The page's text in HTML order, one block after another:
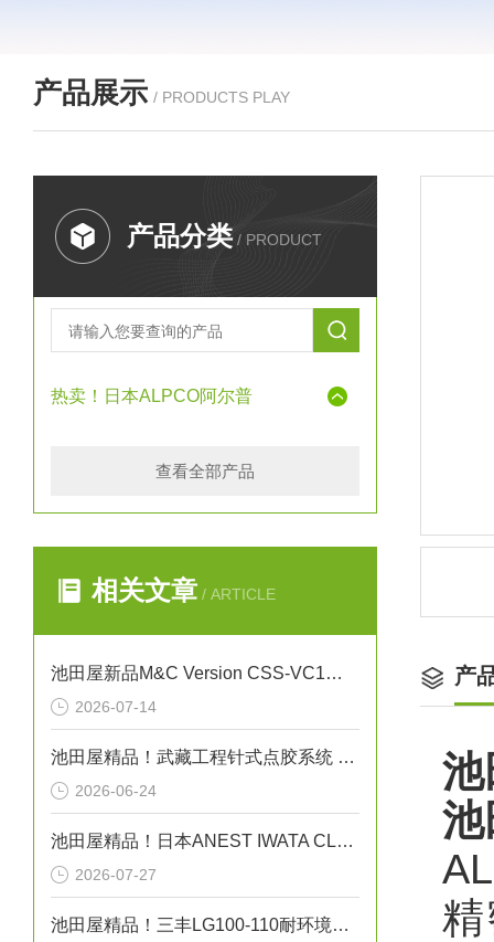
产品展示 / PRODUCTS PLAY
产品分类 / PRODUCT
热卖！日本ALPCO阿尔普
查看全部产品
相关文章 / ARTICLE
池田屋新品M&C Version CSS-VC1一体化气体预处理系统
2026-07-14
池田屋精品！武藏工程针式点胶系统 NEEDLE SPOTTER 350PC 参数介绍
2026-06-24
池田屋精品！日本ANEST IWATA CLBS55E-30增压压缩机
2026-07-27
池田屋精品！三丰LG100-110耐环境线性测量头技术
产
池
池